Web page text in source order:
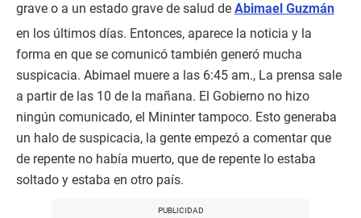
grave o a un estado grave de salud de Abimael Guzmán
en los últimos días. Entonces, aparece la noticia y la
forma en que se comunicó también generó mucha
suspicacia. Abimael muere a las 6:45 am., La prensa sale
a partir de las 10 de la mañana. El Gobierno no hizo
ningún comunicado, el Mininter tampoco. Esto generaba
un halo de suspicacia, la gente empezó a comentar que
de repente no había muerto, que de repente lo estaba
soltado y estaba en otro país.